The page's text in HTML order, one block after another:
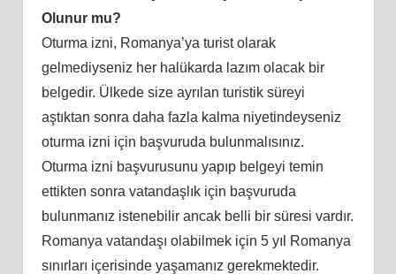
Olunur mu?
Oturma izni, Romanya’ya turist olarak
gelmediyseniz her halükarda lazım olacak bir
belgedir. Ülkede size ayrılan turistik süreyi
aştıktan sonra daha fazla kalma niyetindeyseniz
oturma izni için başvuruda bulunmalısınız.
Oturma izni başvurusunu yapıp belgeyi temin
ettikten sonra vatandaşlık için başvuruda
bulunmanız istenebilir ancak belli bir süresi vardır.
Romanya vatandaşı olabilmek için 5 yıl Romanya
sınırları içerisinde yaşamanız gerekmektedir.